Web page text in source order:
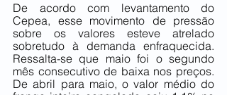
De acordo com levantamento do
Cepea, esse movimento de pressão
sobre os valores esteve atrelado
sobretudo à demanda enfraquecida.
Ressalta-se que maio foi o segundo
mês consecutivo de baixa nos preços.
De abril para maio, o valor médio do